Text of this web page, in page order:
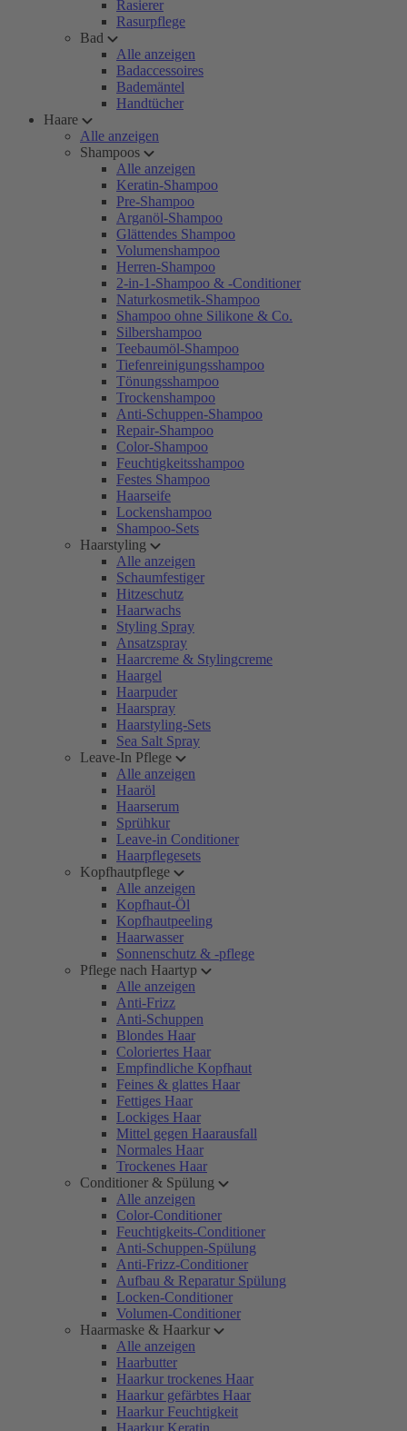
Rasierer
Rasurpflege
Bad
Alle anzeigen
Badaccessoires
Bademäntel
Handtücher
Haare
Alle anzeigen
Shampoos
Alle anzeigen
Keratin-Shampoo
Pre-Shampoo
Arganöl-Shampoo
Glättendes Shampoo
Volumenshampoo
Herren-Shampoo
2-in-1-Shampoo & -Conditioner
Naturkosmetik-Shampoo
Shampoo ohne Silikone & Co.
Silbershampoo
Teebaumöl-Shampoo
Tiefenreinigungsshampoo
Tönungsshampoo
Trockenshampoo
Anti-Schuppen-Shampoo
Repair-Shampoo
Color-Shampoo
Feuchtigkeitsshampoo
Festes Shampoo
Haarseife
Lockenshampoo
Shampoo-Sets
Haarstyling
Alle anzeigen
Schaumfestiger
Hitzeschutz
Haarwachs
Styling Spray
Ansatzspray
Haarcreme & Stylingcreme
Haargel
Haarpuder
Haarspray
Haarstyling-Sets
Sea Salt Spray
Leave-In Pflege
Alle anzeigen
Haaröl
Haarserum
Sprühkur
Leave-in Conditioner
Haarpflegesets
Kopfhautpflege
Alle anzeigen
Kopfhaut-Öl
Kopfhautpeeling
Haarwasser
Sonnenschutz & -pflege
Pflege nach Haartyp
Alle anzeigen
Anti-Frizz
Anti-Schuppen
Blondes Haar
Coloriertes Haar
Empfindliche Kopfhaut
Feines & glattes Haar
Fettiges Haar
Lockiges Haar
Mittel gegen Haarausfall
Normales Haar
Trockenes Haar
Conditioner & Spülung
Alle anzeigen
Color-Conditioner
Feuchtigkeits-Conditioner
Anti-Schuppen-Spülung
Anti-Frizz-Conditioner
Aufbau & Reparatur Spülung
Locken-Conditioner
Volumen-Conditioner
Haarmaske & Haarkur
Alle anzeigen
Haarbutter
Haarkur trockenes Haar
Haarkur gefärbtes Haar
Haarkur Feuchtigkeit
Haarkur Keratin